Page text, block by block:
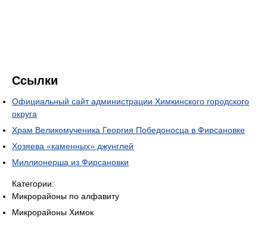
Ссылки
Официальный сайт администрации Химкинского городского
округа
Храм Великомученика Георгия Победоносца в Фирсановке
Хозяева «каменных» джунглей
Миллионерша из Фирсановки
Категории:
Микрорайоны по алфавиту
Микрорайоны Химок